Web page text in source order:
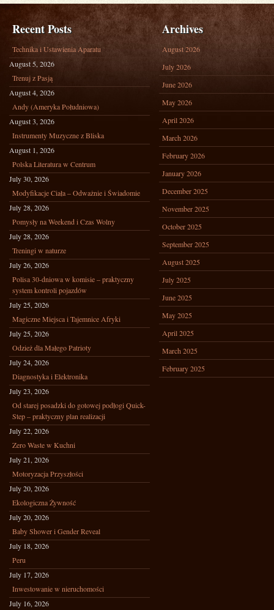
Recent Posts
Technika i Ustawienia Aparatu
August 5, 2026
Trenuj z Pasją
August 4, 2026
Andy (Ameryka Południowa)
August 3, 2026
Instrumenty Muzyczne z Bliska
August 1, 2026
Polska Literatura w Centrum
July 30, 2026
Modyfikacje Ciała – Odważnie i Świadomie
July 28, 2026
Pomysły na Weekend i Czas Wolny
July 28, 2026
Treningi w naturze
July 26, 2026
Polisa 30-dniowa w komisie – praktyczny
system kontroli pojazdów
July 25, 2026
Magiczne Miejsca i Tajemnice Afryki
July 25, 2026
Odzież dla Małego Patrioty
July 24, 2026
Diagnostyka i Elektronika
July 23, 2026
Od starej posadzki do gotowej podłogi Quick-
Step – praktyczny plan realizacji
July 22, 2026
Zero Waste w Kuchni
July 21, 2026
Motoryzacja Przyszłości
July 20, 2026
Ekologiczna Żywność
July 20, 2026
Baby Shower i Gender Reveal
July 18, 2026
Peru
July 17, 2026
Inwestowanie w nieruchomości
July 16, 2026
Archives
August 2026
July 2026
June 2026
May 2026
April 2026
March 2026
February 2026
January 2026
December 2025
November 2025
October 2025
September 2025
August 2025
July 2025
June 2025
May 2025
April 2025
March 2025
February 2025